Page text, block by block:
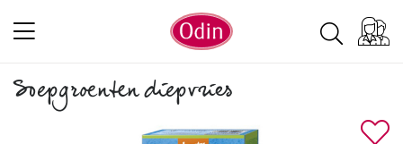
Soepgroenten diepvries